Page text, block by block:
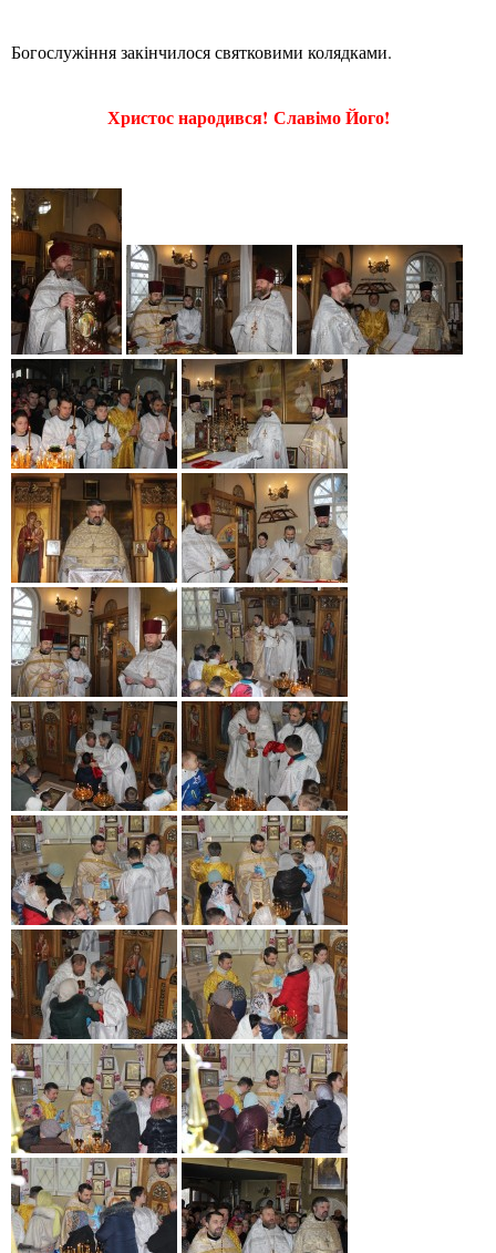
Богослужіння закінчилося святковими колядками.
Христос народився! Славімо Його!